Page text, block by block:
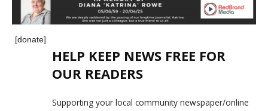
[donate]
HELP KEEP NEWS FREE FOR
OUR READERS
Supporting your local community newspaper/online